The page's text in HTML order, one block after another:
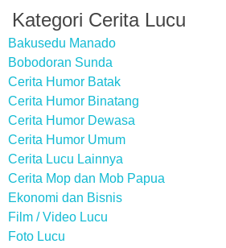
Kategori Cerita Lucu
Bakusedu Manado
Bobodoran Sunda
Cerita Humor Batak
Cerita Humor Binatang
Cerita Humor Dewasa
Cerita Humor Umum
Cerita Lucu Lainnya
Cerita Mop dan Mob Papua
Ekonomi dan Bisnis
Film / Video Lucu
Foto Lucu